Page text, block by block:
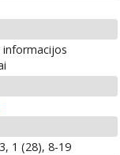
1 (28), 8-19